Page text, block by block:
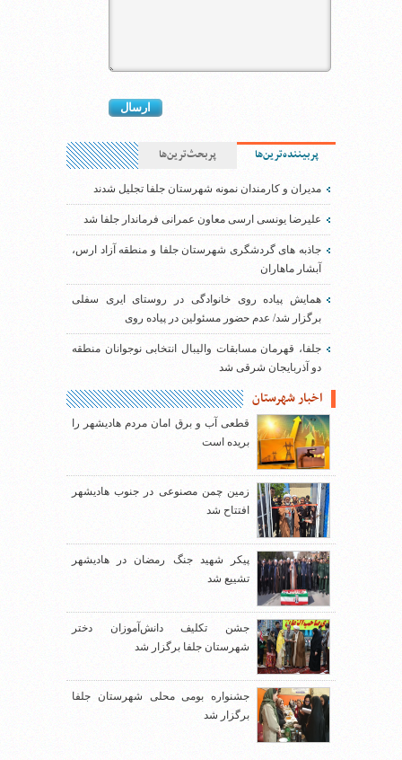
پربیننده‌ترین‌ها پربحث‌ترین‌ها
مدیران و کارمندان نمونه شهرستان جلفا تجلیل شدند
علیرضا یونسی ارسی معاون عمرانی فرماندار جلفا شد
جاذبه های گردشگری شهرستان جلفا و منطقه آزاد ارس،
آبشار ماهاران
همایش پیاده روی خانوادگی در روستای ایری سفلی
برگزار شد/ عدم حضور مسئولین در پیاده روی
جلفا، قهرمان مسابقات والیبال انتخابی نوجوانان منطقه
دو آذربایجان شرقی شد
اخبار شهرستان
قطعی آب و برق امان مردم هادیشهر را
بریده است
زمین چمن مصنوعی در جنوب هادیشهر
افتتاح شد
پیکر شهید جنگ رمضان در هادیشهر
تشییع شد
جشن تکلیف دانش‌آموزان دختر
شهرستان جلفا برگزار شد
جشنواره بومی محلی شهرستان جلفا
برگزار شد